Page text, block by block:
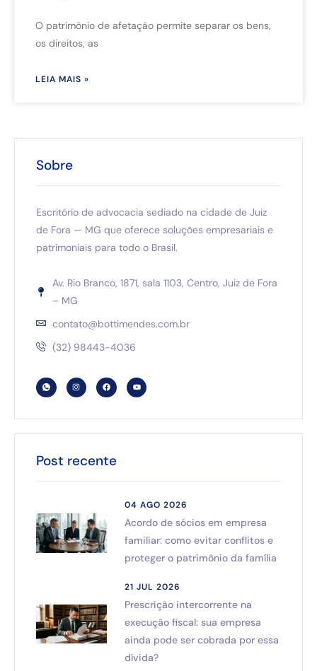
O patrimônio de afetação permite separar os bens,
os direitos, as
LEIA MAIS »
Sobre
Escritório de advocacia sediado na cidade de Juiz
de Fora — MG que oferece soluções empresariais e
patrimoniais para todo o Brasil.
Av. Rio Branco, 1871, sala 1103, Centro, Juiz de Fora
– MG
contato@bottimendes.com.br
(32) 98443-4036
Post recente
04 AGO 2026
Acordo de sócios em empresa
familiar: como evitar conflitos e
proteger o patrimônio da família
21 JUL 2026
Prescrição intercorrente na
execução fiscal: sua empresa
ainda pode ser cobrada por essa
dívida?